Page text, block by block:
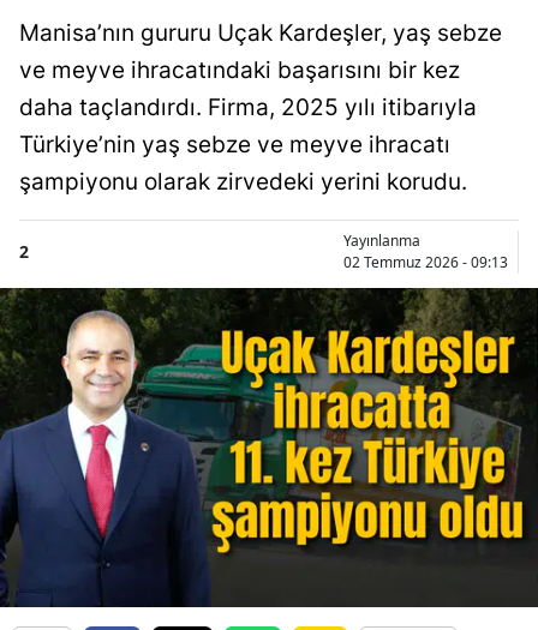
Manisa’nın gururu Uçak Kardeşler, yaş sebze
ve meyve ihracatındaki başarısını bir kez
daha taçlandırdı. Firma, 2025 yılı itibarıyla
Türkiye’nin yaş sebze ve meyve ihracatı
şampiyonu olarak zirvedeki yerini korudu.
2
Yayınlanma
02 Temmuz 2026 - 09:13